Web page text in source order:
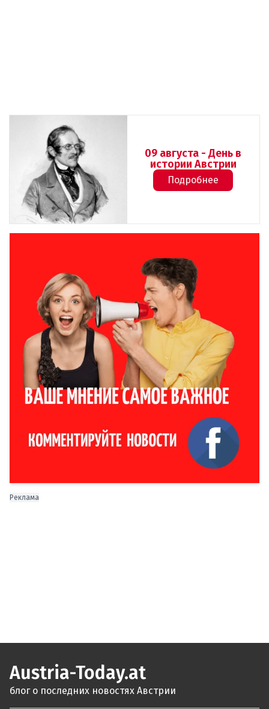
09 августа - День в
истории Австрии
Подробнее
Реклама
Austria-Today.at
блог о последних новостях Австрии